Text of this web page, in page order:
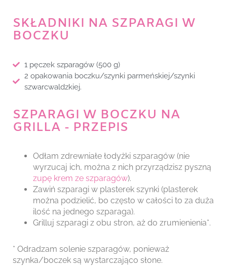
SKŁADNIKI NA SZPARAGI W
BOCZKU
1 pęczek szparagów (500 g)
2 opakowania boczku/szynki parmeńskiej/szynki
szwarcwaldzkiej.
SZPARAGI W BOCZKU NA
GRILLA - PRZEPIS
Odłam zdrewniałe łodyżki szparagów (nie
wyrzucaj ich, można z nich przyrządzisz pyszną
zupę krem ze szparagów).
Zawiń szparagi w plasterek szynki (plasterek
można podzielić, bo często w całości to za duża
ilość na jednego szparaga).
Grilluj szparagi z obu stron, aż do zrumienienia*.
* Odradzam solenie szparagów, ponieważ
szynka/boczek są wystarczająco słone.